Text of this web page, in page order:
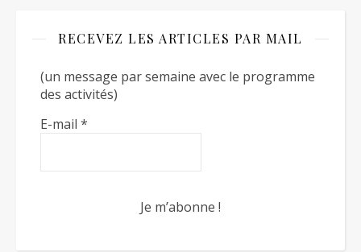
RECEVEZ LES ARTICLES PAR MAIL
(un message par semaine avec le programme
des activités)
E-mail *